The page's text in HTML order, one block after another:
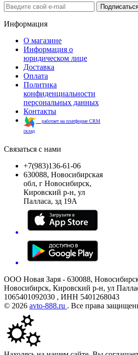
Информация
О магазине
Информация о
юридическом лице
Доставка
Оплата
Политика
конфиденциальности
персональных данных
Контакты
работает на платформе CRM
склад
Связаться с нами
+7(983)136-61-06
630088, Новосибирская
обл, г Новосибирск,
Кировский р-н, ул
Палласа, зд 19А
ООО Новая Заря - 630088,
Новосибирск, Кировский р-н, ул
1065401092030 , ИНН 5401268043
© 2026 avto-888.ru . Все права